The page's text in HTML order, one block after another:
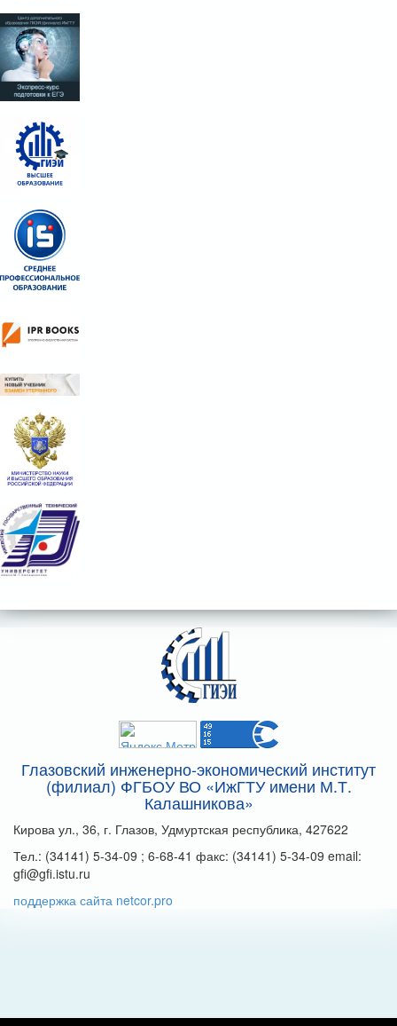
Глазовский инженерно-экономический институт
(филиал) ФГБОУ ВО «ИжГТУ имени М.Т.
Калашникова»
Кирова ул., 36, г. Глазов, Удмуртская республика, 427622
Тел.: (34141) 5-34-09 ; 6-68-41 факс: (34141) 5-34-09 email:
gfi@gfi.istu.ru
поддержка сайта netcor.pro